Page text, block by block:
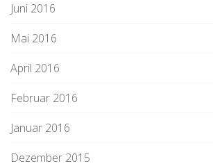
Juni 2016
Mai 2016
April 2016
Februar 2016
Januar 2016
Dezember 2015